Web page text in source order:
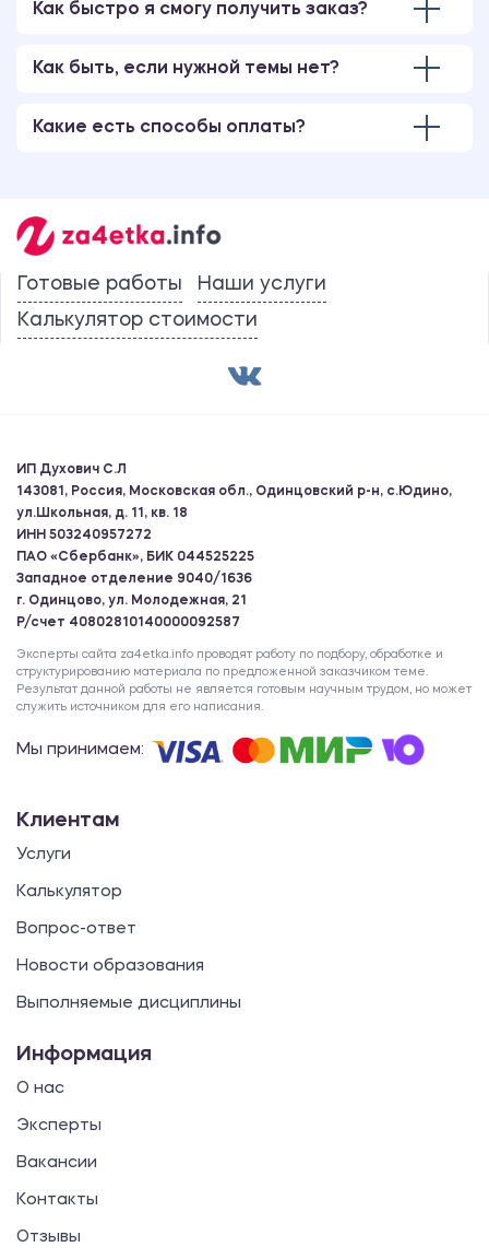
Как быстро я смогу получить заказ?
Как быть, если нужной темы нет?
Какие есть способы оплаты?
Готовые работы
Наши услуги
Калькулятор стоимости
ИП Духович С.Л
143081, Россия, Московская обл., Одинцовский р-н, с.Юдино,
ул.Школьная, д. 11, кв. 18
ИНН 503240957272
ПАО «Сбербанк», БИК 044525225
Западное отделение 9040/1636
г. Одинцово, ул. Молодежная, 21
Р/счет 40802810140000092587
Эксперты сайта za4etka.info проводят работу по подбору, обработке и
структурированию материала по предложенной заказчиком теме.
Результат данной работы не является готовым научным трудом, но может
служить источником для его написания.
Мы принимаем:
Клиентам
Услуги
Калькулятор
Вопрос-ответ
Новости образования
Выполняемые дисциплины
Информация
О нас
Эксперты
Вакансии
Контакты
Отзывы